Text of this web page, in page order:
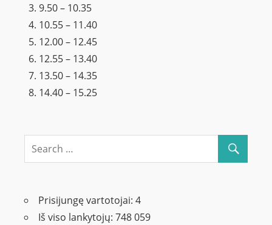
9.50 – 10.35
10.55 – 11.40
12.00 – 12.45
12.55 – 13.40
13.50 – 14.35
14.40 – 15.25
Prisijungę vartotojai: 4
Iš viso lankytojų: 748 059